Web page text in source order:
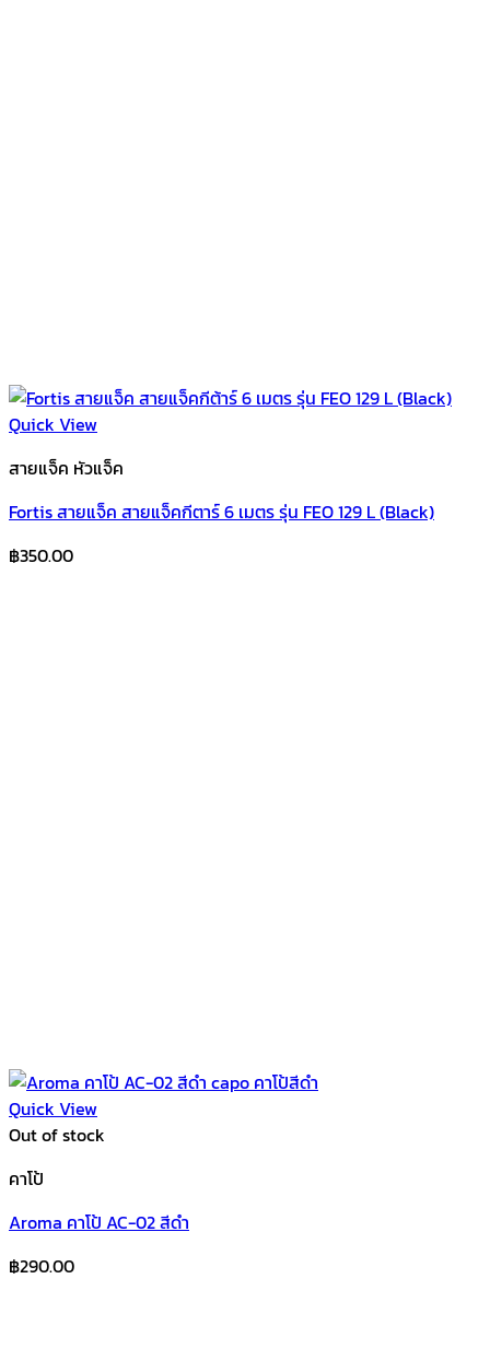
Quick View
สายแจ็ค หัวแจ็ค
Fortis สายแจ็ค สายแจ็คกีตาร์ 6 เมตร รุ่น FEO 129 L (Black)
฿350.00
Quick View
Out of stock
คาโป้
Aroma คาโป้ AC-02 สีดำ
฿290.00